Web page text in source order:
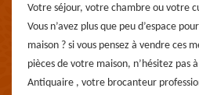
Votre séjour, votre chambre ou votre
Vous n’avez plus que peu d’espace
maison ? si vous pensez à vendre ces
pièces de votre maison, n’hésitez pas
Antiquaire , votre brocanteur